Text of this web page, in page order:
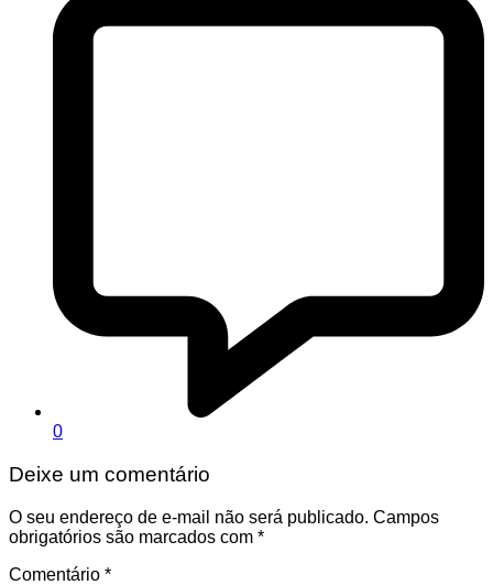
0
Deixe um comentário
O seu endereço de e-mail não será publicado. Campos
obrigatórios são marcados com *
Comentário *